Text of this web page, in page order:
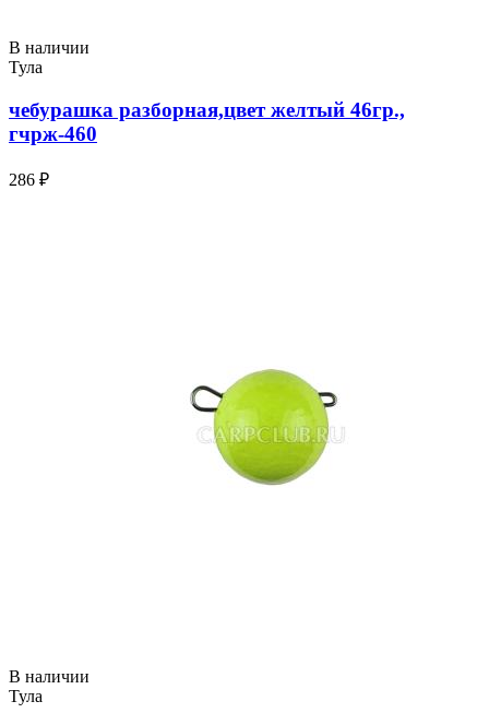
В наличии
Тула
чебурашка разборная,цвет желтый 46гр.,
гчрж-460
286 ₽
В наличии
Тула